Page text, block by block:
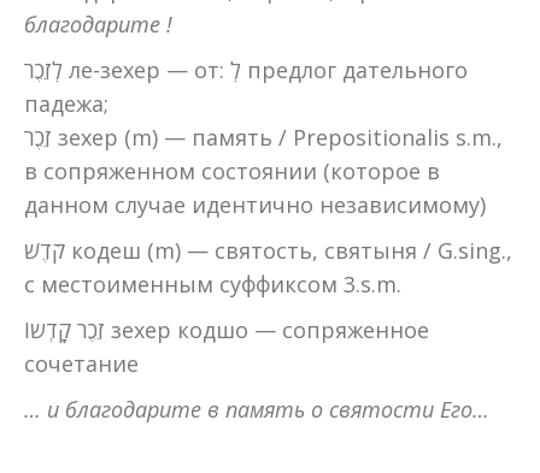
благодарите !
לְזֵכֶר ле-зехер — от: לְ предлог дательного
падежа;
זֵכֶר зехер (m) — память / Prepositionalis s.m.,
в сопряженном состоянии (которое в
данном случае идентично независимому)
קֹדֶשׁ кодеш (m) — святость, святыня / G.sing.,
с местоименным суффиксом 3.s.m.
זֵכֶר קָדְשוֹ зехер кодшо — сопряженное
сочетание
… и благодарите в память о святости Его…